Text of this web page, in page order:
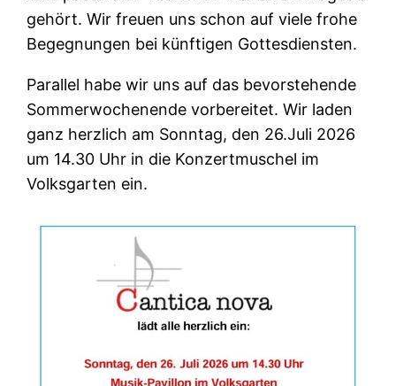
gehört. Wir freuen uns schon auf viele frohe
Begegnungen bei künftigen Gottesdiensten.
Parallel habe wir uns auf das bevorstehende
Sommerwochenende vorbereitet. Wir laden
ganz herzlich am Sonntag, den 26.Juli 2026
um 14.30 Uhr in die Konzertmuschel im
Volksgarten ein.